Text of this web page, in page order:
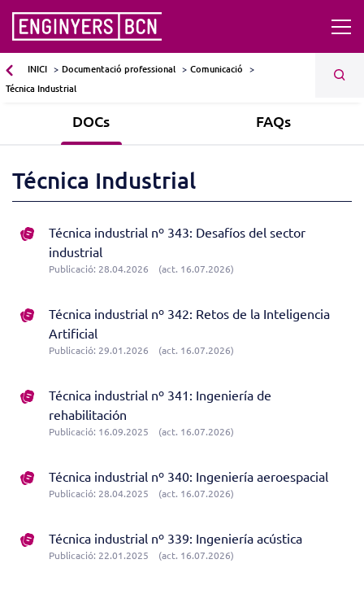
INICI Documentació professional
Comunicació
Técnica Industrial
DOCs FAQs
Técnica Industrial
Técnica industrial nº 343: Desafíos del sector
industrial
Publicació: 28.04.2026 (act. 16.07.2026)
Técnica industrial nº 342: Retos de la Inteligencia
Artificial
Publicació: 29.01.2026 (act. 16.07.2026)
Técnica industrial nº 341: Ingeniería de
rehabilitación
Publicació: 16.09.2025 (act. 16.07.2026)
Técnica industrial nº 340: Ingeniería aeroespacial
Publicació: 28.04.2025 (act. 16.07.2026)
Técnica industrial nº 339: Ingeniería acústica
Publicació: 22.01.2025 (act. 16.07.2026)